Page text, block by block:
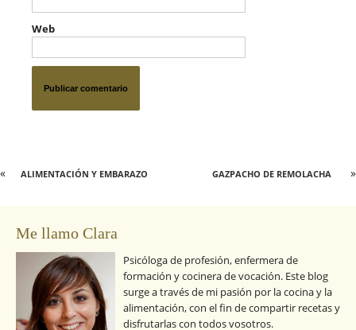
Web
GAZPACHO DE REMOLACHA »
« ALIMENTACIÓN Y EMBARAZO
Me llamo Clara
Psicóloga de profesión, enfermera de
formación y cocinera de vocación. Este blog
surge a través de mi pasión por la cocina y la
alimentación, con el fin de compartir recetas y
disfrutarlas con todos vosotros.